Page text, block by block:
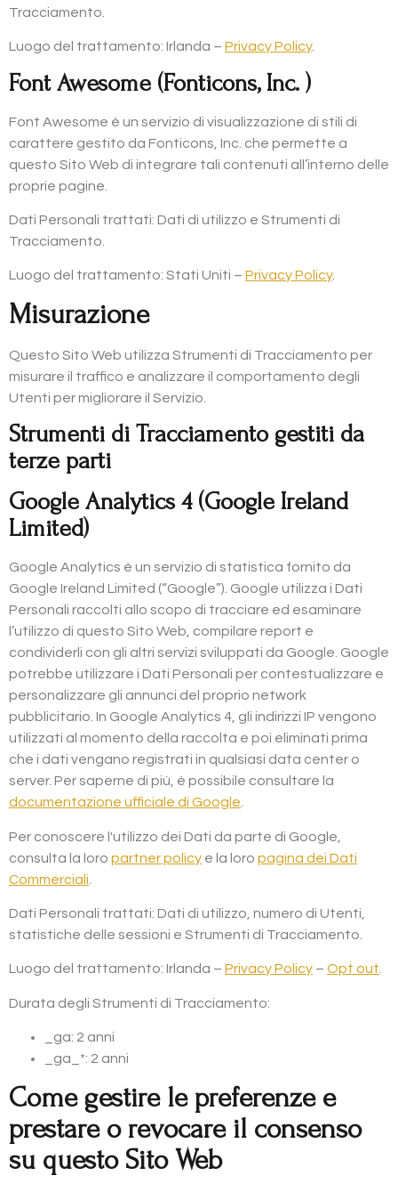
Tracciamento.
Luogo del trattamento: Irlanda – Privacy Policy.
Font Awesome (Fonticons, Inc. )
Font Awesome è un servizio di visualizzazione di stili di
carattere gestito da Fonticons, Inc. che permette a
questo Sito Web di integrare tali contenuti all’interno delle
proprie pagine.
Dati Personali trattati: Dati di utilizzo e Strumenti di
Tracciamento.
Luogo del trattamento: Stati Uniti – Privacy Policy.
Misurazione
Questo Sito Web utilizza Strumenti di Tracciamento per
misurare il traffico e analizzare il comportamento degli
Utenti per migliorare il Servizio.
Strumenti di Tracciamento gestiti da
terze parti
Google Analytics 4 (Google Ireland
Limited)
Google Analytics è un servizio di statistica fornito da
Google Ireland Limited (“Google”). Google utilizza i Dati
Personali raccolti allo scopo di tracciare ed esaminare
l’utilizzo di questo Sito Web, compilare report e
condividerli con gli altri servizi sviluppati da Google. Google
potrebbe utilizzare i Dati Personali per contestualizzare e
personalizzare gli annunci del proprio network
pubblicitario. In Google Analytics 4, gli indirizzi IP vengono
utilizzati al momento della raccolta e poi eliminati prima
che i dati vengano registrati in qualsiasi data center o
server. Per saperne di più, è possibile consultare la
documentazione ufficiale di Google.
Per conoscere l'utilizzo dei Dati da parte di Google,
consulta la loro partner policy e la loro pagina dei Dati
Commerciali
Dati Personali trattati: Dati di utilizzo, numero di Utenti,
statistiche delle sessioni e Strumenti di Tracciamento.
Luogo del trattamento: Irlanda – Privacy Policy – Opt out.
Durata degli Strumenti di Tracciamento:
_ga: 2 anni
_ga_*: 2 anni
Come gestire le preferenze e
prestare o revocare il consenso
su questo Sito Web